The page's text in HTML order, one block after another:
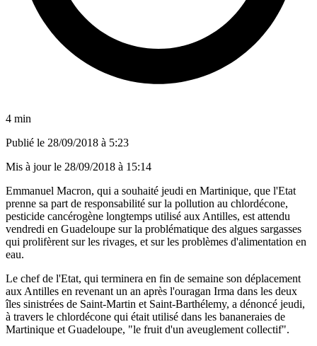
4 min
Publié le 28/09/2018 à 5:23
Mis à jour le 28/09/2018 à 15:14
Emmanuel Macron, qui a souhaité jeudi en Martinique, que l'Etat
prenne sa part de responsabilité sur la pollution au chlordécone,
pesticide cancérogène longtemps utilisé aux Antilles, est attendu
vendredi en Guadeloupe sur la problématique des algues sargasses
qui prolifèrent sur les rivages, et sur les problèmes d'alimentation en
eau.
Le chef de l'Etat, qui terminera en fin de semaine son déplacement
aux Antilles en revenant un an après l'ouragan Irma dans les deux
îles sinistrées de Saint-Martin et Saint-Barthélemy, a dénoncé jeudi,
à travers le chlordécone qui était utilisé dans les bananeraies de
Martinique et Guadeloupe, "le fruit d'un aveuglement collectif".